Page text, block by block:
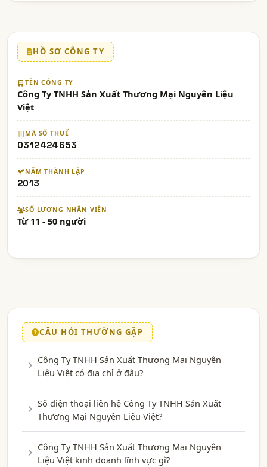
HỒ SƠ CÔNG TY
TÊN CÔNG TY
Công Ty TNHH Sản Xuất Thương Mại Nguyên Liệu
Việt
MÃ SỐ THUẾ
0312424653
NĂM THÀNH LẬP
2013
SỐ LƯỢNG NHÂN VIÊN
Từ 11 - 50 người
CÂU HỎI THƯỜNG GẶP
Công Ty TNHH Sản Xuất Thương Mại Nguyên
Liệu Việt có địa chỉ ở đâu?
Số điện thoại liên hệ Công Ty TNHH Sản Xuất
Thương Mại Nguyên Liệu Việt?
Công Ty TNHH Sản Xuất Thương Mại Nguyên
Liệu Việt kinh doanh lĩnh vực gì?